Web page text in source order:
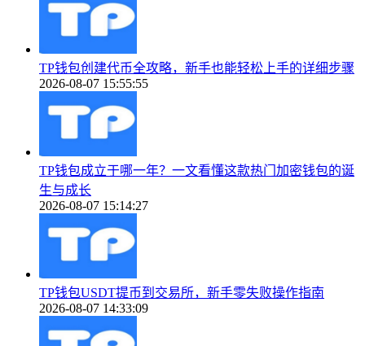
TP钱包创建代币全攻略，新手也能轻松上手的详细步骤
2026-08-07 15:55:55
TP钱包成立于哪一年？一文看懂这款热门加密钱包的诞
生与成长
2026-08-07 15:14:27
TP钱包USDT提币到交易所，新手零失败操作指南
2026-08-07 14:33:09